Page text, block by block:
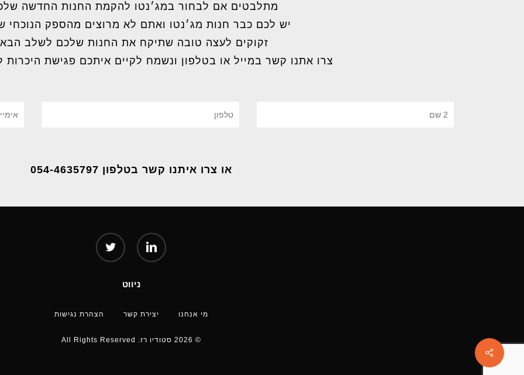
מתלבטים אם לבחור במג׳נטו להקמת החנות החדשה
יש לכם כבר חנות מג׳נטו ואתם לא מרוצים מהספק הנוכחי
זקוקים לעצה טובה שתיקח את החנות שלכם לשלב
צרו אתנו קשר במייל או בטלפון ונשמח לקיים איתכם פגישת היכרות
או צרו איתנו קשר בטלפון 054-4635797
twitter linkedin
ניווט
מי אנחנו יצירת קשר הצהרת נגישות
© 2026 סטודיו רז. All Rights Reserved